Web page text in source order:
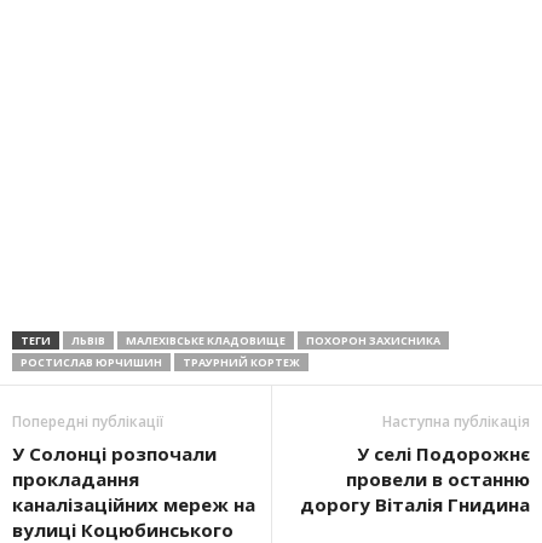
ТЕГИ ЛЬВІВ МАЛЕХІВСЬКЕ КЛАДОВИЩЕ
ПОХОРОН ЗАХИСНИКА
РОСТИСЛАВ ЮРЧИШИН
ТРАУРНИЙ КОРТЕЖ
Попередні публікації
У Солонці розпочали
прокладання
каналізаційних мереж на
вулиці Коцюбинського
Наступна публікація
У селі Подорожнє
провели в останню
дорогу Віталія Гнидина